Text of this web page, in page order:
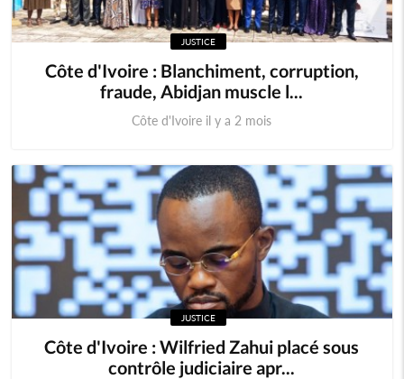
JUSTICE
Côte d'Ivoire : Blanchiment, corruption,
fraude, Abidjan muscle l...
Côte d'Ivoire il y a 2 mois
JUSTICE
Côte d'Ivoire : Wilfried Zahui placé sous
contrôle judiciaire apr...